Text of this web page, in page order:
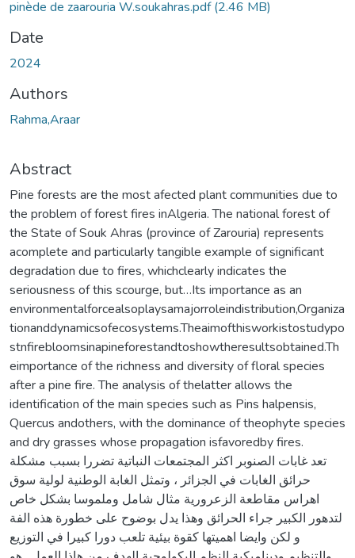
pinède de zaarouria W.soukahras.pdf(2.46 MB)
Date
2024
Authors
Rahma,Araar
Abstract
Pine forests are the most afected plant communities due to
the problem of forest fires inAlgeria. The national forest of
the State of Souk Ahras (province of Zarouria) represents
acomplete and particularly tangible example of significant
degradation due to fires, whichclearly indicates the
seriousness of this scourge, but…Its importance as an
environmentalforcealsoplaysamajorroleindistribution,Organiza
tionanddynamicsofecosystems.Theaimofthisworkistostudypo
stnfirebloomsinapineforestandtoshowtheresultsobtained.Th
eimportance of the richness and diversity of floral species
after a pine fire. The analysis of thelatter allows the
identification of the main species such as Pins halpensis,
Quercus andothers, with the dominance of theophyte species
and dry grasses whose propagation isfavoredby fires.
تعد غابات الصنوبر اكثر المجتمعات النباتية تضررا بسبب مشكلة
حرائق الغابات في الجزائر ، وتمثل الغابة الوطنية لولية سوق
اهراس مقاطعة الزعرورية مثال شامل وملموسا بشكل خاص
لتدهور الكبير جراء الحرائق وهذا يدل بوضوح على خطورة هذه الفة
و لكن وايضا اهميتها كقوة بيئية تلعب دورا كبيرا في التوزيع